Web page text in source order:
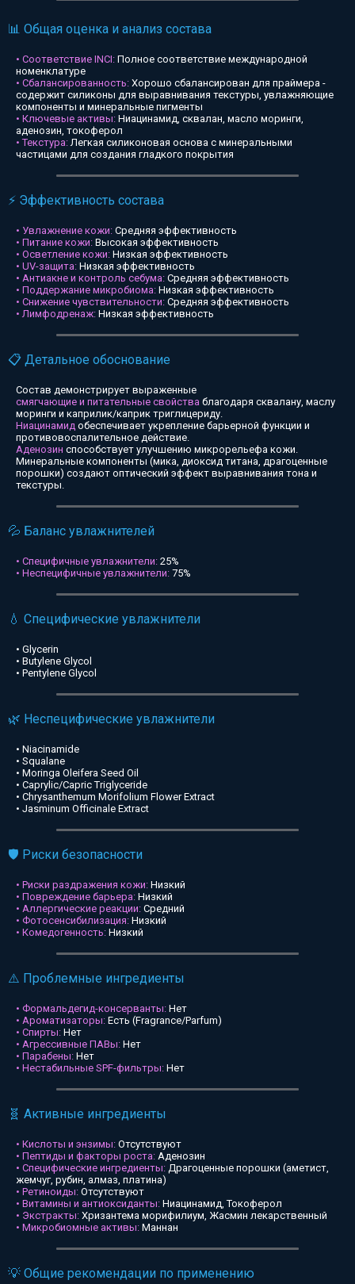
📊 Общая оценка и анализ состава
• Соответствие INCI: Полное соответствие международной
номенклатуре
• Сбалансированность: Хорошо сбалансирован для праймера -
содержит силиконы для выравнивания текстуры, увлажняющие
компоненты и минеральные пигменты
• Ключевые активы: Ниацинамид, сквалан, масло моринги,
аденозин, токоферол
• Текстура:Легкая силиконовая основа с минеральными
частицами для создания гладкого покрытия
⚡ Эффективность состава
• Увлажнение кожи: Средняя эффективность
• Питание кожи: Высокая эффективность
• Осветление кожи: Низкая эффективность
• UV-защита: Низкая эффективность
• Антиакне и контроль себума: Средняя эффективность
• Поддержание микробиома: Низкая эффективность
• Снижение чувствительности: Средняя эффективность
• Лимфодренаж: Низкая эффективность
📋 Детальное обоснование
Состав демонстрирует выраженные
смягчающие и питательные свойства благодаря сквалану, маслу
моринги и каприлик/каприк триглицериду.
Ниацинамид обеспечивает укрепление барьерной функции и
противовоспалительное действие.
Аденозин способствует улучшению микрорельефа кожи.
Минеральные компоненты (мика, диоксид титана, драгоценные
порошки) создают оптический эффект выравнивания тона и
текстуры.
💦 Баланс увлажнителей
• Специфичные увлажнители: 25%
• Неспецифичные увлажнители: 75%
💧 Специфические увлажнители
• Glycerin
• Butylene Glycol
• Pentylene Glycol
🌿 Неспецифические увлажнители
• Niacinamide
• Squalane
• Moringa Oleifera Seed Oil
• Caprylic/Capric Triglyceride
• Chrysanthemum Morifolium Flower Extract
• Jasminum Officinale Extract
🛡️ Риски безопасности
• Риски раздражения кожи: Низкий
• Повреждение барьера: Низкий
• Аллергические реакции: Средний
• Фотосенсибилизация: Низкий
• Комедогенность: Низкий
⚠️ Проблемные ингредиенты
• Формальдегид-консерванты: Нет
• Ароматизаторы: Есть (Fragrance/Parfum)
• Спирты: Нет
• Агрессивные ПАВы: Нет
• Парабены: Нет
• Нестабильные SPF-фильтры: Нет
🧬 Активные ингредиенты
• Кислоты и энзимы: Отсутствуют
• Пептиды и факторы роста: Аденозин
• Специфические ингредиенты: Драгоценные порошки (аметист,
жемчуг, рубин, алмаз, платина)
• Ретиноиды: Отсутствуют
• Витамины и антиоксиданты: Ниацинамид, Токоферол
• Экстракты: Хризантема морифилиум, Жасмин лекарственный
• Микробиомные активы: Маннан
💡 Общие рекомендации по применению